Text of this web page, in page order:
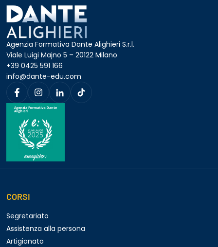
e con il personale sanitario
Agenzia Formativa Dante Alighieri S.r.l.
Viale Luigi Majno 5 – 20122 Milano
+39 0425 591 166
info@dante-edu.com
CORSI
Segretariato
Assistenza alla persona
Artigianato